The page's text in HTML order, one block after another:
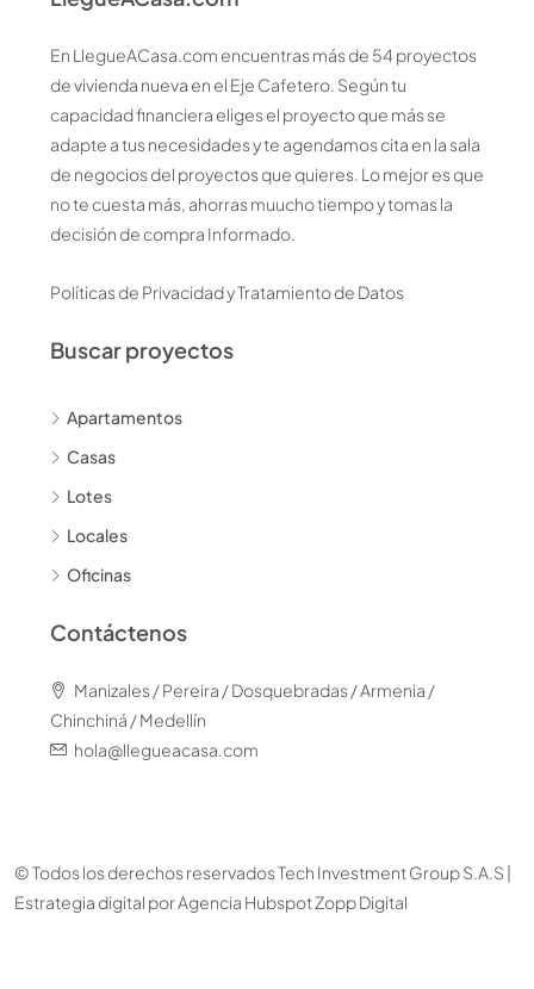
En LlegueACasa.com encuentras más de 54 proyectos
de vivienda nueva en el Eje Cafetero. Según tu
capacidad financiera eliges el proyecto que más se
adapte a tus necesidades y te agendamos cita en la sala
de negocios del proyectos que quieres. Lo mejor es que
no te cuesta más, ahorras muucho tiempo y tomas la
decisión de compra Informado.
Políticas de Privacidad y Tratamiento de Datos
Buscar proyectos
Apartamentos
Casas
Lotes
Locales
Oficinas
Contáctenos
Manizales / Pereira / Dosquebradas / Armenia /
Chinchiná / Medellín
hola@llegueacasa.com
© Todos los derechos reservados Tech Investment Group S.A.S |
Estrategia digital porAgencia Hubspot Zopp Digital